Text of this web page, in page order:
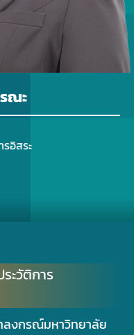
ณะ
อิสระ
ะวัติการ
งกรณ์มหาวิทยาลัย